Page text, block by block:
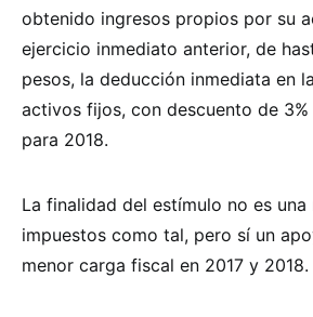
obtenido ingresos propios por su
ejercicio inmediato anterior, de
pesos, la deducción inmediata en
activos fijos, con descuento de 3%
para 2018.
La finalidad del estímulo no es
impuestos como tal, pero sí un
menor carga fiscal en 2017 y 2018.